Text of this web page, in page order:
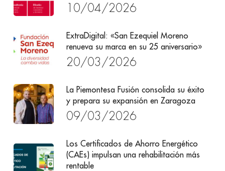
10/04/2026
ExtraDigital: «San Ezequiel Moreno
renueva su marca en su 25 aniversario»
20/03/2026
La Piemontesa Fusión consolida su éxito
y prepara su expansión en Zaragoza
09/03/2026
Los Certificados de Ahorro Energético
(CAEs) impulsan una rehabilitación más
rentable